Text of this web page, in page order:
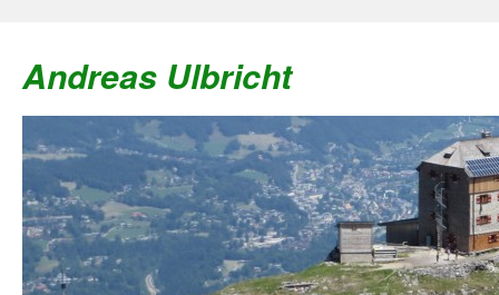
Andreas Ulbricht